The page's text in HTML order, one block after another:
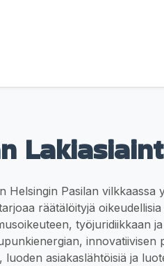
Helsingin Pasilan vilkkaassa
räätälöityjä
työjuridiikkaan
innovatiivisen
luoden asiakaslähtöisiä ja